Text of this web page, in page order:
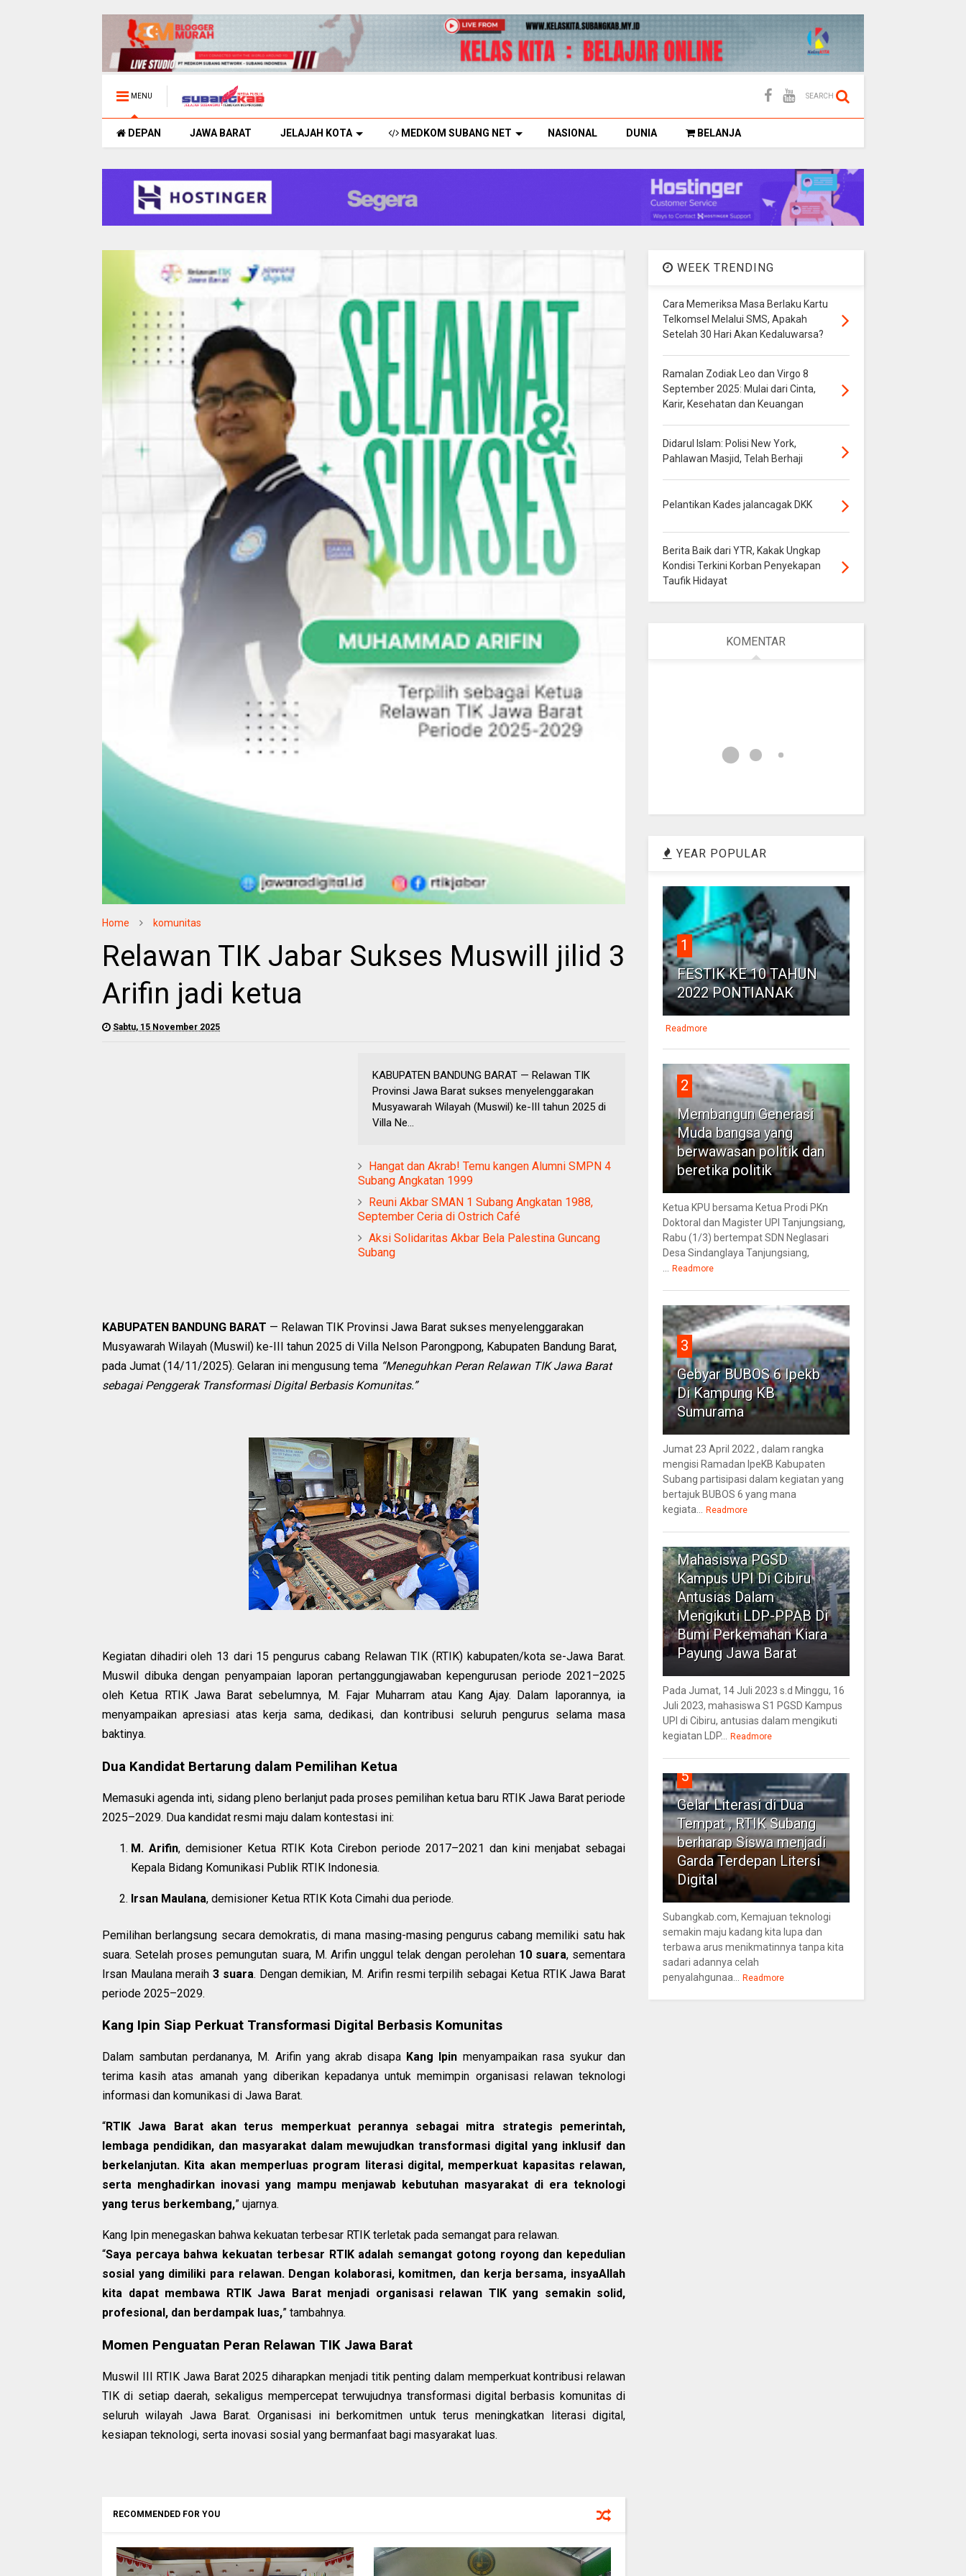
MENU SEARCH
DEPAN JAWA BARAT JELAJAH KOTA MEDKOM SUBANG NET NASIONAL DUNIA BELANJA
Home komunitas
Relawan TIK Jabar Sukses Muswill jilid 3
Arifin jadi ketua
Sabtu, 15 November 2025
KABUPATEN BANDUNG BARAT — Relawan TIK
Provinsi Jawa Barat sukses menyelenggarakan
Musyawarah Wilayah (Muswil) ke-III tahun 2025 di
Villa Ne...
Hangat dan Akrab! Temu kangen Alumni SMPN 4
Subang Angkatan 1999
Reuni Akbar SMAN 1 Subang Angkatan 1988,
September Ceria di Ostrich Café
Aksi Solidaritas Akbar Bela Palestina Guncang
Subang
KABUPATEN BANDUNG BARAT — Relawan TIK Provinsi Jawa Barat sukses menyelenggarakan
Musyawarah Wilayah (Muswil) ke-III tahun 2025 di Villa Nelson Parongpong, Kabupaten Bandung Barat,
pada Jumat (14/11/2025). Gelaran ini mengusung tema “Meneguhkan Peran Relawan TIK Jawa Barat
sebagai Penggerak Transformasi Digital Berbasis Komunitas.”
Kegiatan dihadiri oleh 13 dari 15 pengurus cabang Relawan TIK (RTIK) kabupaten/kota se-Jawa Barat.
Muswil dibuka dengan penyampaian laporan pertanggungjawaban kepengurusan periode 2021–2025
oleh Ketua RTIK Jawa Barat sebelumnya, M. Fajar Muharram atau Kang Ajay. Dalam laporannya, ia
menyampaikan apresiasi atas kerja sama, dedikasi, dan kontribusi seluruh pengurus selama masa
baktinya.
Dua Kandidat Bertarung dalam Pemilihan Ketua
Memasuki agenda inti, sidang pleno berlanjut pada proses pemilihan ketua baru RTIK Jawa Barat periode
2025–2029. Dua kandidat resmi maju dalam kontestasi ini:
M. Arifin, demisioner Ketua RTIK Kota Cirebon periode 2017–2021 dan kini menjabat sebagai
Kepala Bidang Komunikasi Publik RTIK Indonesia.
Irsan Maulana, demisioner Ketua RTIK Kota Cimahi dua periode.
Pemilihan berlangsung secara demokratis, di mana masing-masing pengurus cabang memiliki satu hak
suara. Setelah proses pemungutan suara, M. Arifin unggul telak dengan perolehan 10 suara, sementara
Irsan Maulana meraih3 suara. Dengan demikian, M. Arifin resmi terpilih sebagai Ketua RTIK Jawa Barat
periode 2025–2029.
Kang Ipin Siap Perkuat Transformasi Digital Berbasis Komunitas
Dalam sambutan perdananya, M. Arifin yang akrab disapa Kang Ipin menyampaikan rasa syukur dan
terima kasih atas amanah yang diberikan kepadanya untuk memimpin organisasi relawan teknologi
informasi dan komunikasi di Jawa Barat.
“RTIK Jawa Barat akan terus memperkuat perannya sebagai mitra strategis pemerintah,
lembaga pendidikan, dan masyarakat dalam mewujudkan transformasi digital yang inklusif dan
berkelanjutan. Kita akan memperluas program literasi digital, memperkuat kapasitas relawan,
serta menghadirkan inovasi yang mampu menjawab kebutuhan masyarakat di era teknologi
yang terus berkembang,” ujarnya.
Kang Ipin menegaskan bahwa kekuatan terbesar RTIK terletak pada semangat para relawan.
“Saya percaya bahwa kekuatan terbesar RTIK adalah semangat gotong royong dan kepedulian
sosial yang dimiliki para relawan. Dengan kolaborasi, komitmen, dan kerja bersama, insyaAllah
kita dapat membawa RTIK Jawa Barat menjadi organisasi relawan TIK yang semakin solid,
profesional, dan berdampak luas,” tambahnya.
Momen Penguatan Peran Relawan TIK Jawa Barat
Muswil III RTIK Jawa Barat 2025 diharapkan menjadi titik penting dalam memperkuat kontribusi relawan
TIK di setiap daerah, sekaligus mempercepat terwujudnya transformasi digital berbasis komunitas di
seluruh wilayah Jawa Barat. Organisasi ini berkomitmen untuk terus meningkatkan literasi digital,
kesiapan teknologi, serta inovasi sosial yang bermanfaat bagi masyarakat luas.
RECOMMENDED FOR YOU
WEEK TRENDING
Cara Memeriksa Masa Berlaku Kartu
Telkomsel Melalui SMS, Apakah
Setelah 30 Hari Akan Kedaluwarsa?
Ramalan Zodiak Leo dan Virgo 8
September 2025: Mulai dari Cinta,
Karir, Kesehatan dan Keuangan
Didarul Islam: Polisi New York,
Pahlawan Masjid, Telah Berhaji
Pelantikan Kades jalancagak DKK
Berita Baik dari YTR, Kakak Ungkap
Kondisi Terkini Korban Penyekapan
Taufik Hidayat
KOMENTAR
YEAR POPULAR
1
FESTIK KE 10 TAHUN
2022 PONTIANAK
Readmore
2
Membangun Generasi
Muda bangsa yang
berwawasan politik dan
beretika politik
Ketua KPU bersama Ketua Prodi PKn
Doktoral dan Magister UPI Tanjungsiang,
Rabu (1/3) bertempat SDN Neglasari
Desa Sindanglaya Tanjungsiang,
... Readmore
3
Gebyar BUBOS 6 Ipekb
Di Kampung KB
Sumurama
Jumat 23 April 2022 , dalam rangka
mengisi Ramadan IpeKB Kabupaten
Subang partisipasi dalam kegiatan yang
bertajuk BUBOS 6 yang mana
kegiata... Readmore
4
Mahasiswa PGSD
Kampus UPI Di Cibiru
Antusias Dalam
Mengikuti LDP-PPAB Di
Bumi Perkemahan Kiara
Payung Jawa Barat
Pada Jumat, 14 Juli 2023 s.d Minggu, 16
Juli 2023, mahasiswa S1 PGSD Kampus
UPI di Cibiru, antusias dalam mengikuti
kegiatan LDP... Readmore
5
Gelar Literasi di Dua
Tempat , RTIK Subang
berharap Siswa menjadi
Garda Terdepan Litersi
Digital
Subangkab.com, Kemajuan teknologi
semakin maju kadang kita lupa dan
terbawa arus menikmatinnya tanpa kita
sadari adannya celah
penyalahgunaa... Readmore